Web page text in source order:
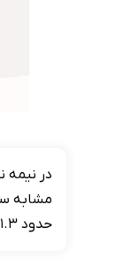
حدود ۱.۳ میلیون تومان افزایش یافته است.